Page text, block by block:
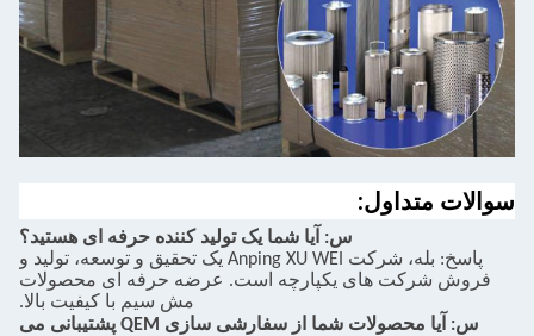
سوالات متداول:
س: آیا شما یک تولید کننده حرفه ای هستید؟
پاسخ: بله، شرکت Anping XU WEI یک تحقیق و توسعه، تولید و
فروش شرکت های یکپارچه است. عرضه حرفه ای محصولات
مش سیم با کیفیت بالا.
س: آیا محصولات شما از سفارشی سازی QEM پشتیبانی می